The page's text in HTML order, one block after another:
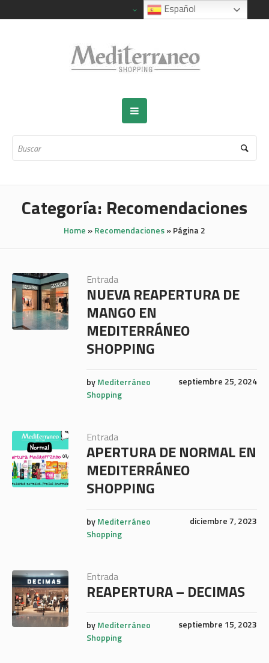
Categoría: Recomendaciones
Home »Recomendaciones»Página 2
Entrada
NUEVA REAPERTURA DE
MANGO EN
MEDITERRÁNEO
SHOPPING
septiembre 25, 2024
byMediterráneo
Shopping
Entrada
APERTURA DE NORMAL EN
MEDITERRÁNEO
SHOPPING
diciembre 7, 2023
byMediterráneo
Shopping
Entrada
REAPERTURA – DECIMAS
septiembre 15, 2023
byMediterráneo
Shopping
Español